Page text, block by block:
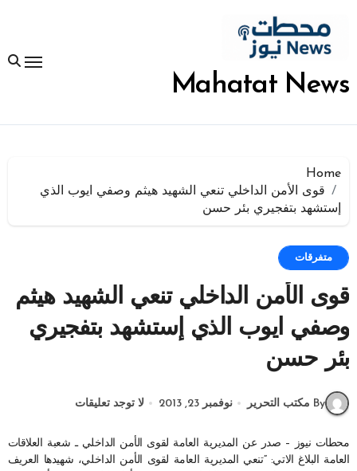
المحتوى
Mahatat News
Home
قوى الأمن الداخلي تنعي الشهيد هيثم وصفي ايوب الذي
إستشهد بتفجيري بئر حسن
متفرقات
قوى الأمن الداخلي تنعي الشهيد هيثم
وصفي ايوب الذي إستشهد بتفجيري
بئر حسن
By مكتب التحرير نوفمبر 23, 2013 لا توجد تعليقات
محطات نيوز – صدر عن المديرية العامة لقوى الأمن الداخلي ـ شعبة العلاقات
العامة البلاغ الاتي: “تنعي المديرية العامة لقوى الأمن الداخلي، شهيدها العريف